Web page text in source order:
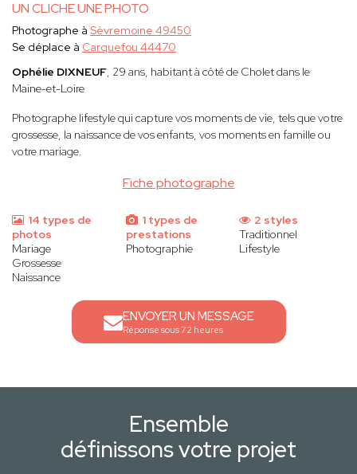
UN CLICHE UNE PHOTO
Fiche photographe
Photographe à Sèvremoine 49450
Se déplace à Carquefou 44470
Ophélie DIXNEUF, 29 ans, habitant à côté de Cholet dans le
Maine-et-Loire
Photographe lifestyle qui capture vos moments de vie, tels que votre
grossesse, la naissance de vos enfants, vos moments en famille ou
votre mariage.
14 types de
photos
Mariage
Grossesse
Naissance
1 types de
prestations
Photographie
2 styles
Traditionnel
Lifestyle
ENVOYER UN MESSAGE
Réponse sous 72 heures
Ensemble
définissons votre projet